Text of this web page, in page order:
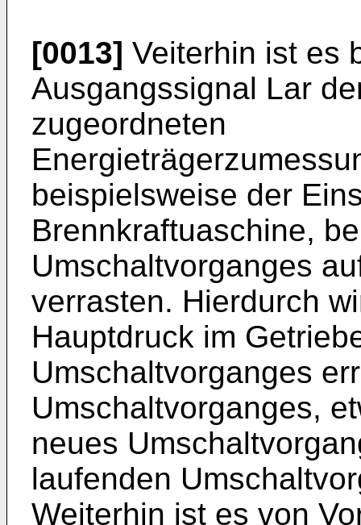
[0013] Veiterhin ist es
Ausgangssignal Lar
zugeordneten
beispielsweise der
Brennkraftuaschine,
Umschaltvorganges
verrasten. Hierdurch
Hauptdruck im
Umschaltvorganges
Umschaltvorganges,
neues
laufenden
Weiterhin ist es von